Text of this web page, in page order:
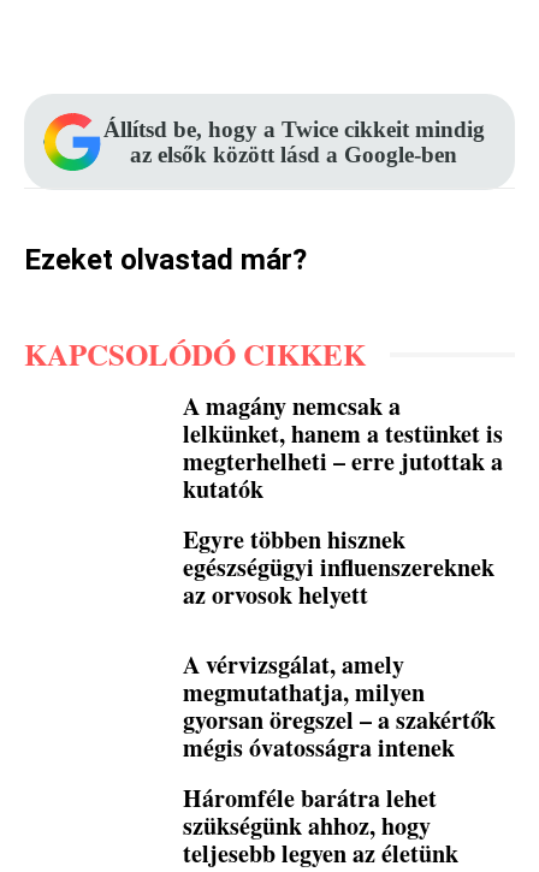
Állítsd be, hogy a Twice cikkeit mindig
az elsők között lásd a Google-ben
Ezeket olvastad már?
KAPCSOLÓDÓ CIKKEK
A magány nemcsak a
lelkünket, hanem a testünket is
megterhelheti – erre jutottak a
kutatók
Egyre többen hisznek
egészségügyi influenszereknek
az orvosok helyett
A vérvizsgálat, amely
megmutathatja, milyen
gyorsan öregszel – a szakértők
mégis óvatosságra intenek
Háromféle barátra lehet
szükségünk ahhoz, hogy
teljesebb legyen az életünk